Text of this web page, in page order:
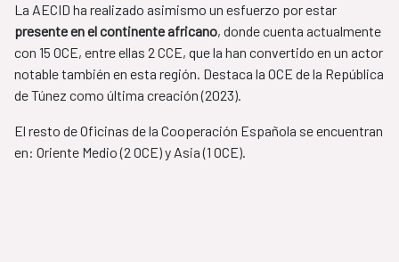
La AECID ha realizado asimismo un esfuerzo por estar
presente en el continente africano, donde cuenta actualmente
con 15 OCE, entre ellas 2 CCE, que la han convertido en un actor
notable también en esta región. Destaca la OCE de la República
de Túnez como última creación (2023).
El resto de Oficinas de la Cooperación Española se encuentran
en: Oriente Medio (2 OCE) y Asia (1 OCE).